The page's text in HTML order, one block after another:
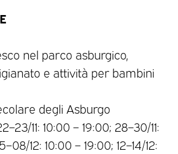
nel parco asburgico,
e attività per bambini
degli Asburgo
11: 10:00 – 19:00; 28–30/11:
12: 10:00 – 19:00; 12–14/12: